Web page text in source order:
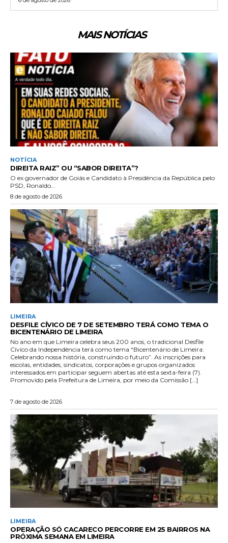
MAIS NOTÍCIAS
NOTÍCIA
DIREITA RAIZ” OU “SABOR DIREITA”?
O ex governador de Goiás e Candidato à Presidência da República pelo
PSD, Ronaldo...
8 de agosto de 2026
LIMEIRA
DESFILE CÍVICO DE 7 DE SETEMBRO TERÁ COMO TEMA O
BICENTENÁRIO DE LIMEIRA
No ano em que Limeira celebra seus 200 anos, o tradicional Desfile
Cívico da Independência terá como tema “Bicentenário de Limeira:
Celebrando nossa história, construindo o futuro”. As inscrições para
escolas, entidades, sindicatos, corporações e grupos organizados
interessados em participar seguem abertas até esta sexta-feira (7).
Promovido pela Prefeitura de Limeira, por meio da Comissão […]
7 de agosto de 2026
LIMEIRA
OPERAÇÃO SÓ CACARECO PERCORRE EM 25 BAIRROS NA
PRÓXIMA SEMANA EM LIMEIRA